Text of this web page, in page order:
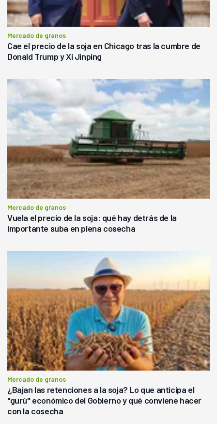
Mercado de granos
Cae el precio de la soja en Chicago tras la cumbre de
Donald Trump y Xi Jinping
Mercado de granos
Vuela el precio de la soja: qué hay detrás de la
importante suba en plena cosecha
Mercado de granos
¿Bajan las retenciones a la soja? Lo que anticipa el
"gurú" económico del Gobierno y qué conviene hacer
con la cosecha